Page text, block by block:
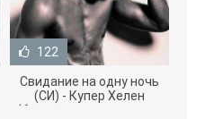
122
Свидание на одну ночь
(СИ) - Купер Хелен
(бесплатные серии книг